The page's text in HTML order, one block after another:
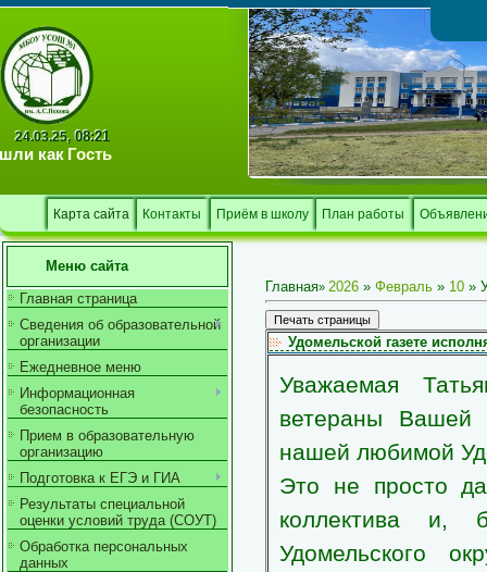
24.03.25, 08:21
как Гость
Карта сайта Контакты Приём в школу План работы
Меню сайта
Главная страница
Сведения об образовательной
организации
Ежедневное меню
Информационная
безопасность
Прием в образовательную
организацию
Подготовка к ЕГЭ и ГИА
Результаты специальной
оценки условий труда (СОУТ)
Обработка персональных
данных
Главная» 2026 » Февраль » 10 »
Удомельской газете
Уважаемая
ветераны Вашей
нашей любимой
Это не просто
коллектива и,
Удомельского